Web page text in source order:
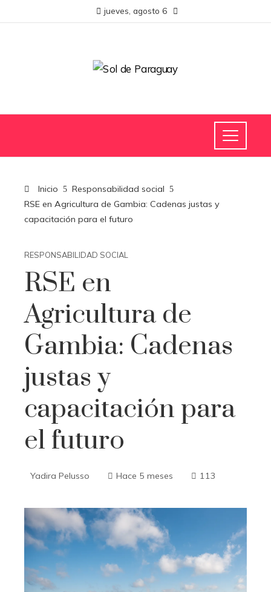
jueves, agosto 6
Inicio
Responsabilidad social
RSE en Agricultura de Gambia: Cadenas justas y
capacitación para el futuro
RESPONSABILIDAD SOCIAL
RSE en
Agricultura de
Gambia: Cadenas
justas y
capacitación para
el futuro
Yadira Pelusso Hace 5 meses 113